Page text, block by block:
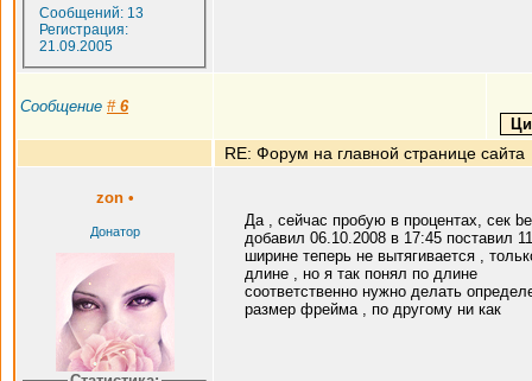
Сообщений: 13
Регистрация:
21.09.2005
Сообщение # 6
RE: Форум на главной странице сайта
zon •
Донатор
Да , сейчас пробую в процентах, сек
добавил 06.10.2008 в 17:45 поставил
ширине теперь не вытягивается ,
длине , но я так понял по длине
соответственно нужно делать
размер фрейма , по другому ни как